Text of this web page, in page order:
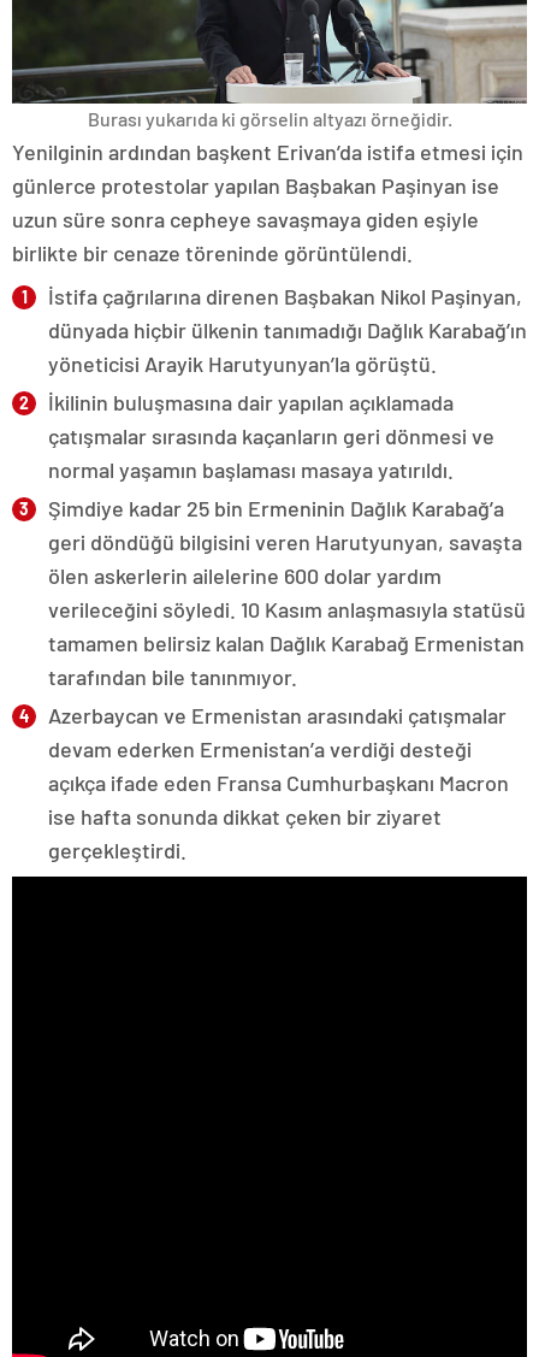
Burası yukarıda ki görselin altyazı örneğidir.
Yenilginin ardından başkent Erivan’da istifa etmesi için
günlerce protestolar yapılan Başbakan Paşinyan ise
uzun süre sonra cepheye savaşmaya giden eşiyle
birlikte bir cenaze töreninde görüntülendi.
İstifa çağrılarına direnen Başbakan Nikol Paşinyan,
dünyada hiçbir ülkenin tanımadığı Dağlık Karabağ’ın
yöneticisi Arayik Harutyunyan’la görüştü.
İkilinin buluşmasına dair yapılan açıklamada
çatışmalar sırasında kaçanların geri dönmesi ve
normal yaşamın başlaması masaya yatırıldı.
Şimdiye kadar 25 bin Ermeninin Dağlık Karabağ’a
geri döndüğü bilgisini veren Harutyunyan, savaşta
ölen askerlerin ailelerine 600 dolar yardım
verileceğini söyledi. 10 Kasım anlaşmasıyla statüsü
tamamen belirsiz kalan Dağlık Karabağ Ermenistan
tarafından bile tanınmıyor.
Azerbaycan ve Ermenistan arasındaki çatışmalar
devam ederken Ermenistan’a verdiği desteği
açıkça ifade eden Fransa Cumhurbaşkanı Macron
ise hafta sonunda dikkat çeken bir ziyaret
gerçekleştirdi.